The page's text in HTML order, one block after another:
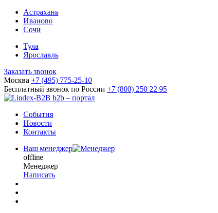
Астрахань
Иваново
Сочи
Тула
Ярославль
Заказать звонок
Москва +7 (495) 775-25-10
Бесплатный звонок по России +7 (800) 250 22 95
b2b – портал
События
Новости
Контакты
Ваш менеджер
offline
Менеджер
Написать